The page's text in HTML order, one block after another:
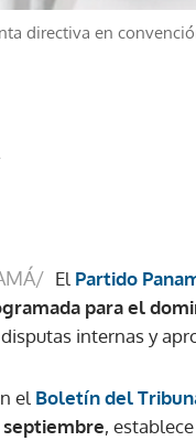
directiva en
El Partido
para el
internas y
el Boletín del
septiembre,